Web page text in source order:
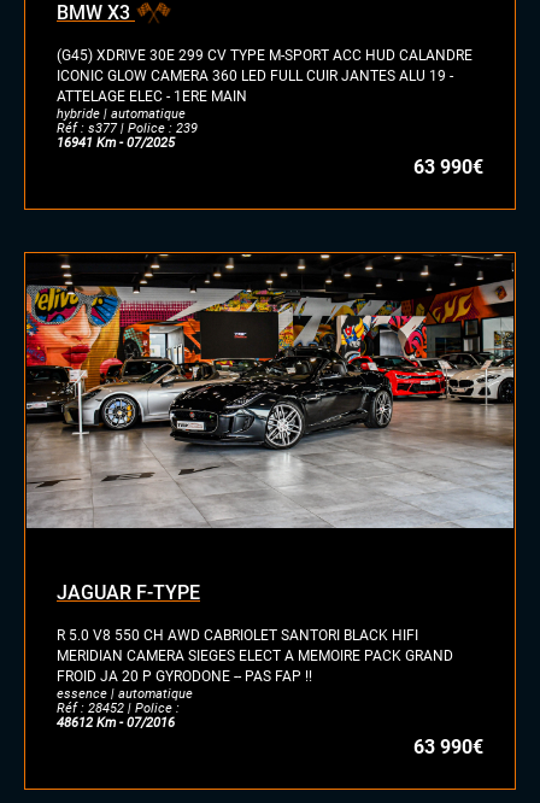
BMW X3
(G45) XDRIVE 30E 299 CV TYPE M-SPORT ACC HUD CALANDRE
ICONIC GLOW CAMERA 360 LED FULL CUIR JANTES ALU 19 -
ATTELAGE ELEC - 1ERE MAIN
hybride | automatique
Réf : s377 | Police : 239
16941 Km - 07/2025
63 990€
JAGUAR F-TYPE
R 5.0 V8 550 CH AWD CABRIOLET SANTORI BLACK HIFI
MERIDIAN CAMERA SIEGES ELECT A MEMOIRE PACK GRAND
FROID JA 20 P GYRODONE -- PAS FAP !!
essence | automatique
Réf : 28452 | Police :
48612 Km - 07/2016
63 990€